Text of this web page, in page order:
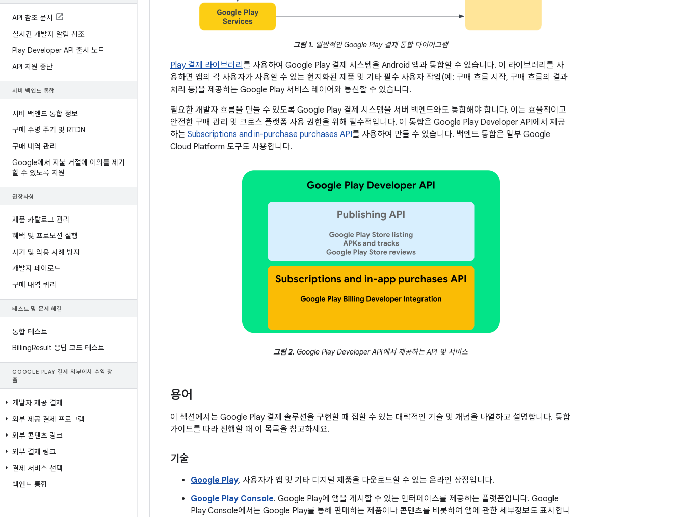
API 참조 문서
실시간 개발자 알림 참조
Play Developer API 출시 노트
API 지원 중단
서버 백엔드 통합
서버 백엔드 통합 정보
구매 수명 주기 및 RTDN
구매 내역 관리
Google에서 지불 거절에 이의를 제기
할 수 있도록 지원
권장사항
제품 카탈로그 관리
혜택 및 프로모션 실행
사기 및 악용 사례 방지
개발자 페이로드
구매 내역 쿼리
테스트 및 문제 해결
통합 테스트
BillingResult 응답 코드 테스트
GOOGLE PLAY 결제 외부에서 수익 창
출
개발자 제공 결제
외부 제공 결제 프로그램
외부 콘텐츠 링크
외부 결제 링크
결제 서비스 선택
백엔드 통합
그림 1. 일반적인 Google Play 결제 통합 다이어그램
Play 결제 라이브러리 를 사용하여 Google Play 결제 시스템을 Android 앱과 통합할 수 있습니다. 이 라이브러리를 사
용하면 앱의 각 사용자가 사용할 수 있는 현지화된 제품 및 기타 필수 사용자 작업(예: 구매 흐름 시작, 구매 흐름의 결과
처리 등)을 제공하는 Google Play 서비스 레이어와 통신할 수 있습니다.
필요한 개발자 흐름을 만들 수 있도록 Google Play 결제 시스템을 서버 백엔드와도 통합해야 합니다. 이는 효율적이고
안전한 구매 관리 및 크로스 플랫폼 사용 권한을 위해 필수적입니다. 이 통합은 Google Play Developer API에서 제공
하는 Subscriptions and in-purchase purchases API를 사용하여 만들 수 있습니다. 백엔드 통합은 일부 Google
Cloud Platform 도구도 사용합니다.
그림 2. Google Play Developer API에서 제공하는 API 및 서비스
용어
이 섹션에서는 Google Play 결제 솔루션을 구현할 때 접할 수 있는 대략적인 기술 및 개념을 나열하고 설명합니다. 통합
가이드를 따라 진행할 때 이 목록을 참고하세요.
기술
Google Play. 사용자가 앱 및 기타 디지털 제품을 다운로드할 수 있는 온라인 상점입니다.
Google Play Console. Google Play에 앱을 게시할 수 있는 인터페이스를 제공하는 플랫폼입니다. Google
Play Console에서는 Google Play를 통해 판매하는 제품이나 콘텐츠를 비롯하여 앱에 관한 세부정보도 표시합니